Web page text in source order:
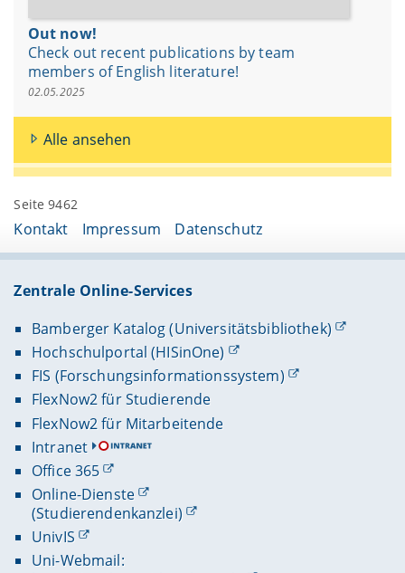
Out now!
Check out recent publications by team
members of English literature!
02.05.2025
Alle ansehen
Seite 9462
Kontakt Impressum Datenschutz
Zentrale Online-Services
Bamberger Katalog (Universitätsbibliothek)
Hochschulportal (HISinOne)
FIS (Forschungsinformationssystem)
FlexNow2 für Studierende
FlexNow2 für Mitarbeitende
Intranet
Office 365
Online-Dienste
(Studierendenkanzlei)
UnivIS
Uni-Webmail: